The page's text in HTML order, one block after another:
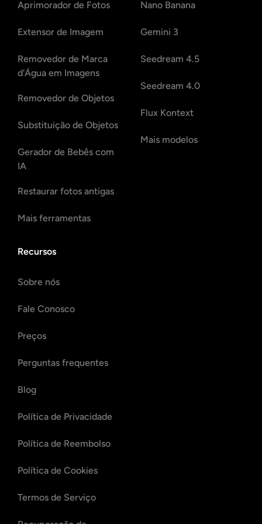
Aprimorador de Fotos
Extensor de Imagem
Removedor de Marca
d'Água em Imagens
Removedor de Objetos
Substituição de Objetos
Gerador de Bebês com
IA
Restaurar fotos antigas
Mais ferramentas
Nano Banana
Gemini 3
Seedream 4.5
Seedream 4.0
Flux Kontext
Mais modelos
Recursos
Sobre nós
Fale Conosco
Preços
Perguntas frequentes
Blog
Política de Privacidade
Política de Reembolso
Política de Cookies
Termos de Serviço